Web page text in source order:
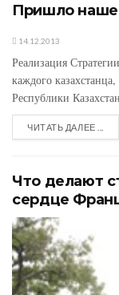
Пришло наше
14.12.2013
Реализация
каждого
Республики
ЧИТАТЬ ДАЛЕЕ ...
Что делают
сердце